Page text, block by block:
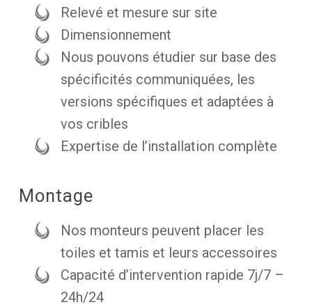
Relevé et mesure sur site
Dimensionnement
Nous pouvons étudier sur base des
spécificités communiquées, les
versions spécifiques et adaptées à
vos cribles
Expertise de l’installation complète
Montage
Nos monteurs peuvent placer les
toiles et tamis et leurs accessoires
Capacité d’intervention rapide 7j/7 –
24h/24